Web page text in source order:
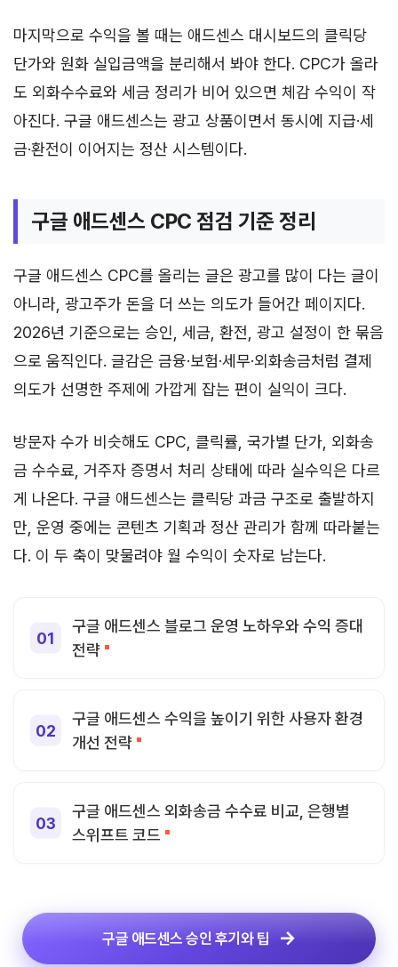
마지막으로 수익을 볼 때는 애드센스 대시보드의 클릭당
단가와 원화 실입금액을 분리해서 봐야 한다. CPC가 올라
도 외화수수료와 세금 정리가 비어 있으면 체감 수익이 작
아진다. 구글 애드센스는 광고 상품이면서 동시에 지급·세
금·환전이 이어지는 정산 시스템이다.
구글 애드센스 CPC 점검 기준 정리
구글 애드센스 CPC를 올리는 글은 광고를 많이 다는 글이
아니라, 광고주가 돈을 더 쓰는 의도가 들어간 페이지다.
2026년 기준으로는 승인, 세금, 환전, 광고 설정이 한 묶음
으로 움직인다. 글감은 금융·보험·세무·외화송금처럼 결제
의도가 선명한 주제에 가깝게 잡는 편이 실익이 크다.
방문자 수가 비슷해도 CPC, 클릭률, 국가별 단가, 외화송
금 수수료, 거주자 증명서 처리 상태에 따라 실수익은 다르
게 나온다. 구글 애드센스는 클릭당 과금 구조로 출발하지
만, 운영 중에는 콘텐츠 기획과 정산 관리가 함께 따라붙는
다. 이 두 축이 맞물려야 월 수익이 숫자로 남는다.
구글 애드센스 블로그 운영 노하우와 수익 증대
전략
구글 애드센스 수익을 높이기 위한 사용자 환경
개선 전략
구글 애드센스 외화송금 수수료 비교, 은행별
스위프트 코드
구글 애드센스 승인 후기와 팁